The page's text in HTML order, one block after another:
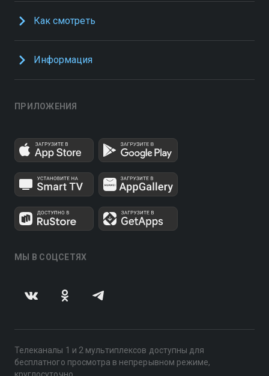
Как смотреть
Информация
ПРИЛОЖЕНИЯ
МЫ В СОЦСЕТЯХ
Телеканалы 1 и 2 мультиплексов доступны для
бесплатного просмотра в непрерывном режиме,